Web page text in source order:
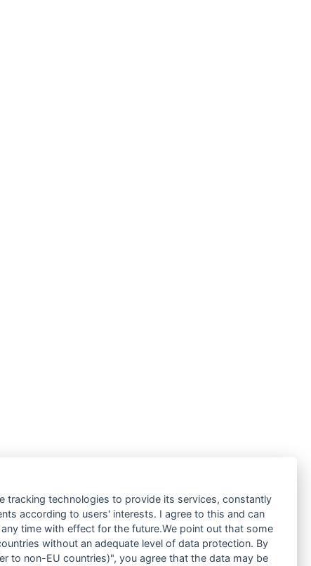
tracking technologies to provide its services, constantly
according to users' interests. I agree to this and can
time with effect for the future.We point out that some
without an adequate level of data protection. By
to non-EU countries)", you agree that the data may be